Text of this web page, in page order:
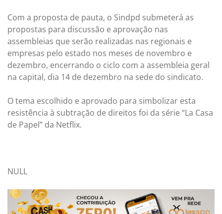
Com a proposta de pauta, o Sindpd submeterá as
propostas para discussão e aprovação nas
assembleias que serão realizadas nas regionais e
empresas pelo estado nos meses de novembro e
dezembro, encerrando o ciclo com a assembleia geral
na capital, dia 14 de dezembro na sede do sindicato.
O tema escolhido e aprovado para simbolizar esta
resistência à subtração de direitos foi da série “La Casa
de Papel” da Netflix.
NULL